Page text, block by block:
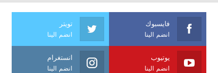
فايسبوك
انضم الينا
تويتر
انضم الينا
يوتيوب
انضم الينا
انستغرام
انضم الينا